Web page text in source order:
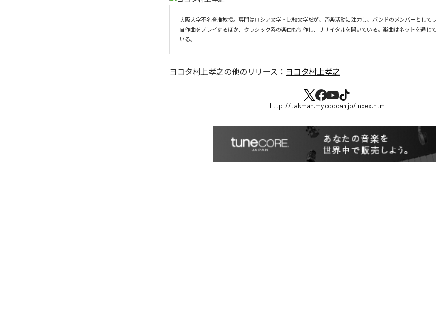
大阪大学不名誉准教授。専門はロシア文学・比較文学だが、音楽活動に注力し、バンドのメンバーとしてラ
自作曲をプレイするほか、クラシック系の楽曲も制作し、リサイタルを開いている。楽曲はネットを通じ
いる。
ヨコタ村上孝之の他のリリース： ヨコタ村上孝之
http://takman.my.coocan.jp/index.htm